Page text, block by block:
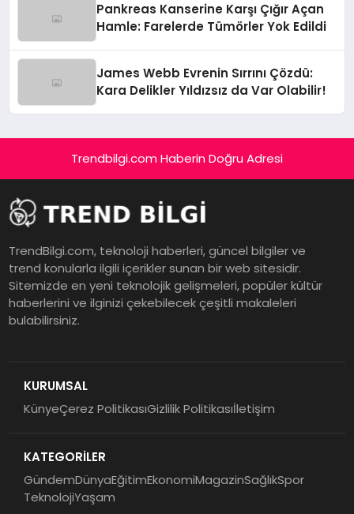
Pankreas Kanserine Karşı Çığır Açan
Hamle: Farelerde Tümörler Yok Edildi
James Webb Evrenin Sırrını Çözdü:
Kara Delikler Yıldızsız da Var Olabilir!
Trendbilgi.com Haberin Doğru Adresi
TrendBilgi.com, teknoloji haberleri, güncel bilgiler ve
trend konularla ilgili içerikler sunan bir web sitesidir.
Sitemizde en yeni teknolojik gelişmeleri, popüler kültür
haberlerini ve ilginizi çekebilecek çeşitli makaleleri
bulabilirsiniz.
KURUMSAL
KünyeÇerez PolitikasıGizlilik Politikasıİletişim
KATEGORİLER
GündemDünyaEğitimEkonomiMagazinSağlıkSpor
TeknolojiYaşam